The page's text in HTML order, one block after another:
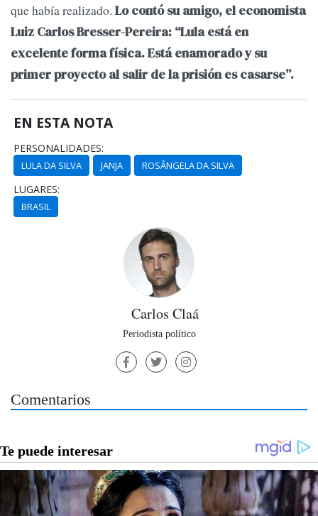
que había realizado. Lo contó su amigo, el economista
Luiz Carlos Bresser-Pereira: “Lula está en
excelente forma física. Está enamorado y su
primer proyecto al salir de la prisión es casarse”.
EN ESTA NOTA
PERSONALIDADES:
LULA DA SILVA JANJA ROSÂNGELA DA SILVA
LUGARES:
BRASIL
Carlos Claá
Periodista político
Comentarios